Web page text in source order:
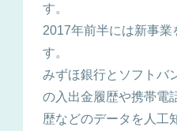
す。
2017年前半には新事
す。
みずほ銀行とソフトバ
の入出金履歴や携帯電
歴などのデータを人工